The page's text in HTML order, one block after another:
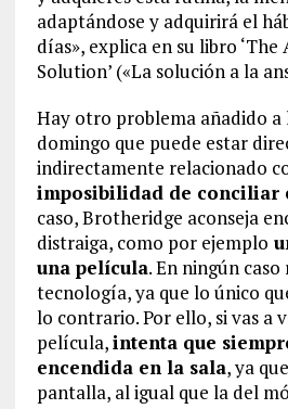
adaptándose y adquirirá el
días», explica en su libro
Solution’ («La solución a la
Hay otro problema añadido a
domingo que puede estar
indirectamente relacionado
imposibilidad de conciliar
caso, Brotheridge aconseja
distraiga, como por ejemplo
una película. En ningún
tecnología, ya que lo único
lo contrario. Por ello, si vas a
película,intenta que
encendida en la sala, ya
pantalla, al igual que la del